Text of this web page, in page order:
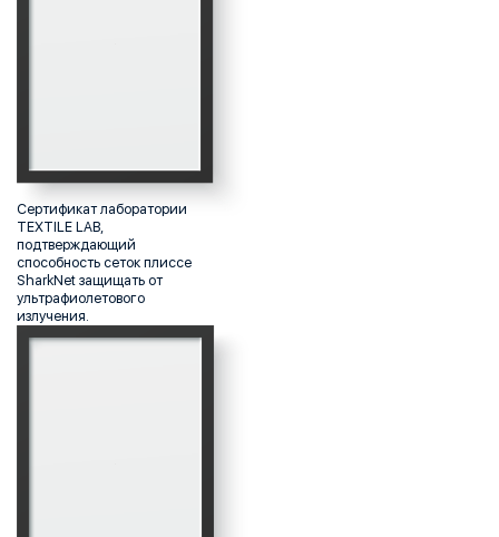
Сертификат лаборатории
TEXTILE LAB,
подтверждающий
способность сеток плиссе
SharkNet защищать от
ультрафиолетового
излучения.